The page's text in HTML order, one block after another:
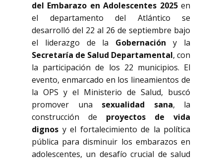
del Embarazo en Adolescentes 2025en
el departamento del Atlántico se
desarrolló del 22 al 26 de septiembre bajo
el liderazgo de la Gobernación y la
Secretaría de Salud Departamental, con
la participación de los 22 municipios. El
evento, enmarcado en los lineamientos de
la OPS y el Ministerio de Salud, buscó
promover una sexualidad sana, la
construcción de proyectos de vida
dignos y el fortalecimiento de la política
pública para disminuir los embarazos en
adolescentes, un desafío crucial de salud